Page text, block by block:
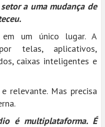
a uma mudança de
um único lugar. A
telas, aplicativos,
caixas inteligentes e
relevante. Mas precisa
é multiplataforma. É